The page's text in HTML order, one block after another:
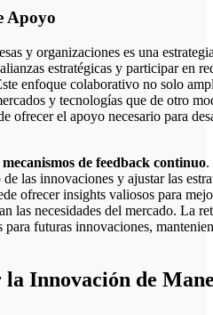
Apoyo
y organizaciones es una
estratégicas y participar en
enfoque colaborativo no solo
y tecnologías que de otro
ofrecer el apoyo necesario para
mecanismos de feedback continuo.
las innovaciones y ajustar las
ofrecer insights valiosos para
las necesidades del mercado. La
para futuras innovaciones,
Innovación de